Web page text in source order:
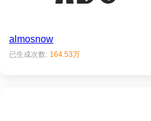
almosnow
已生成次数: 164.53万